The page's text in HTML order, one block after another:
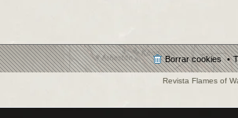
Borrar cookies
Revista Flames of